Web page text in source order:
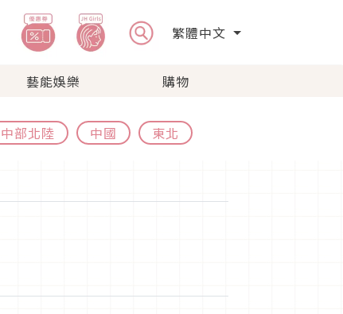
繁體中文
藝能娛樂 購物
中部北陸 中國 東北